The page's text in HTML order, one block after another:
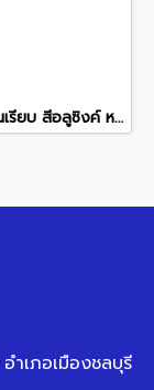
เมทัลชีท แผ่นเรียบ สีอลูซิงค์ หน้ากว้าง 91.4 ซม. ยาว 6.20 ม.
เภอเมืองชลบุรี